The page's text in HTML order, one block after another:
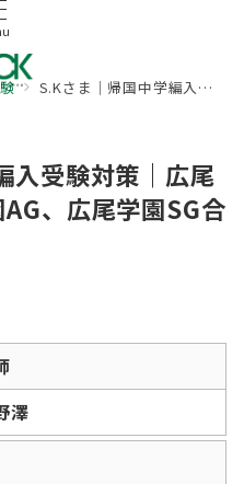
S.Kさま｜帰国中学編入受験対策｜広尾小石川SG、広尾学園AG、広尾学園SG合格
入受験対策｜広尾
、広尾学園SG合
澤